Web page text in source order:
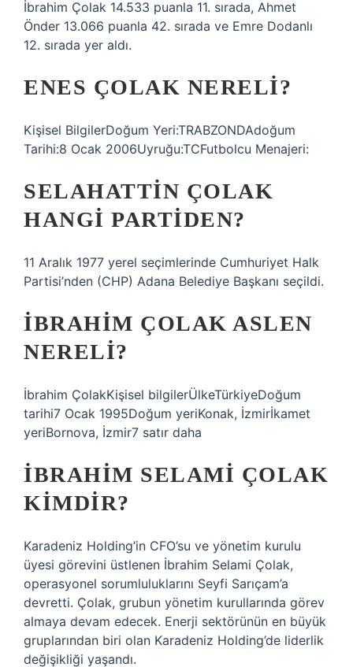
İbrahim Çolak 14.533 puanla 11. sırada, Ahmet
Önder 13.066 puanla 42. sırada ve Emre Dodanlı
12. sırada yer aldı.
ENES ÇOLAK NERELI?
Kişisel BilgilerDoğum Yeri:TRABZONDAdoğum
Tarihi:8 Ocak 2006Uyruğu:TCFutbolcu Menajeri:
SELAHATTIN ÇOLAK
HANGI PARTIDEN?
11 Aralık 1977 yerel seçimlerinde Cumhuriyet Halk
Partisi’nden (CHP) Adana Belediye Başkanı seçildi.
İBRAHIM ÇOLAK ASLEN
NERELI?
İbrahim ÇolakKişisel bilgilerÜlkeTürkiyeDoğum
tarihi7 Ocak 1995Doğum yeriKonak, İzmirİkamet
yeriBornova, İzmir7 satır daha
İBRAHIM SELAMI ÇOLAK
KIMDIR?
Karadeniz Holding’in CFO’su ve yönetim kurulu
üyesi görevini üstlenen İbrahim Selami Çolak,
operasyonel sorumluluklarını Seyfi Sarıçam’a
devretti. Çolak, grubun yönetim kurullarında görev
almaya devam edecek. Enerji sektörünün en büyük
gruplarından biri olan Karadeniz Holding’de liderlik
değişikliği yaşandı.